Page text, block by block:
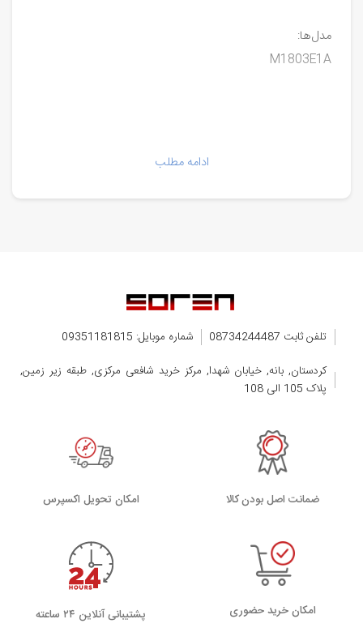
مدل‌ها:
M1803E1A
ادامه مطلب
تلفن ثابت 08734244487
شماره موبایل: 09351181815
کردستان, بانه, خیابان شهدا, مرکز خرید شافعی مرکزی, طبقه زیر زمین,
پلاک 105 الی 108
ضمانت اصل بودن کالا اﻣﮑﺎن ﺗﺤﻮﯾﻞ اﮐﺴﭙﺮس
امکان خرید حضوری پشتیبانی آنلاین ۲۴ ساعته